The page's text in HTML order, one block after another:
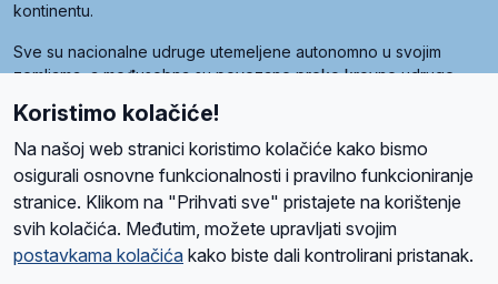
kontinentu.
Sve su nacionalne udruge utemeljene autonomno u svojim
zemljama, a međusobna su povezane preko krovne udruge
pod nazivom Svjetska obitelj Radio Marije (World Family of
Radio Maria). Svjetsku obitelj utemeljilo je sedam članica, među
kojima je i hrvatska Udruga Radio Marija.
O namaRadio ProgramVolonteriPrijateljiKontaktPravila privatnosti
Koristimo kolačiće!
Na našoj web stranici koristimo kolačiće kako bismo
osigurali osnovne funkcionalnosti i pravilno funkcioniranje
stranice. Klikom na "Prihvati sve" pristajete na korištenje
svih kolačića. Međutim, možete upravljati svojim
postavkama kolačića kako biste dali kontrolirani pristanak.